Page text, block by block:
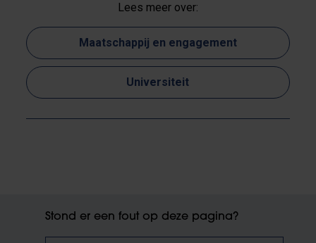
Lees meer over:
Maatschappij en engagement
Universiteit
Stond er een fout op deze pagina?